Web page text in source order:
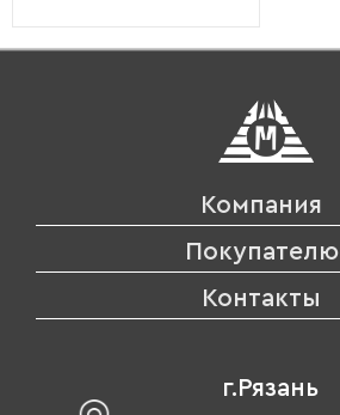
Компания
Покупателю
Контакты
г.Рязань